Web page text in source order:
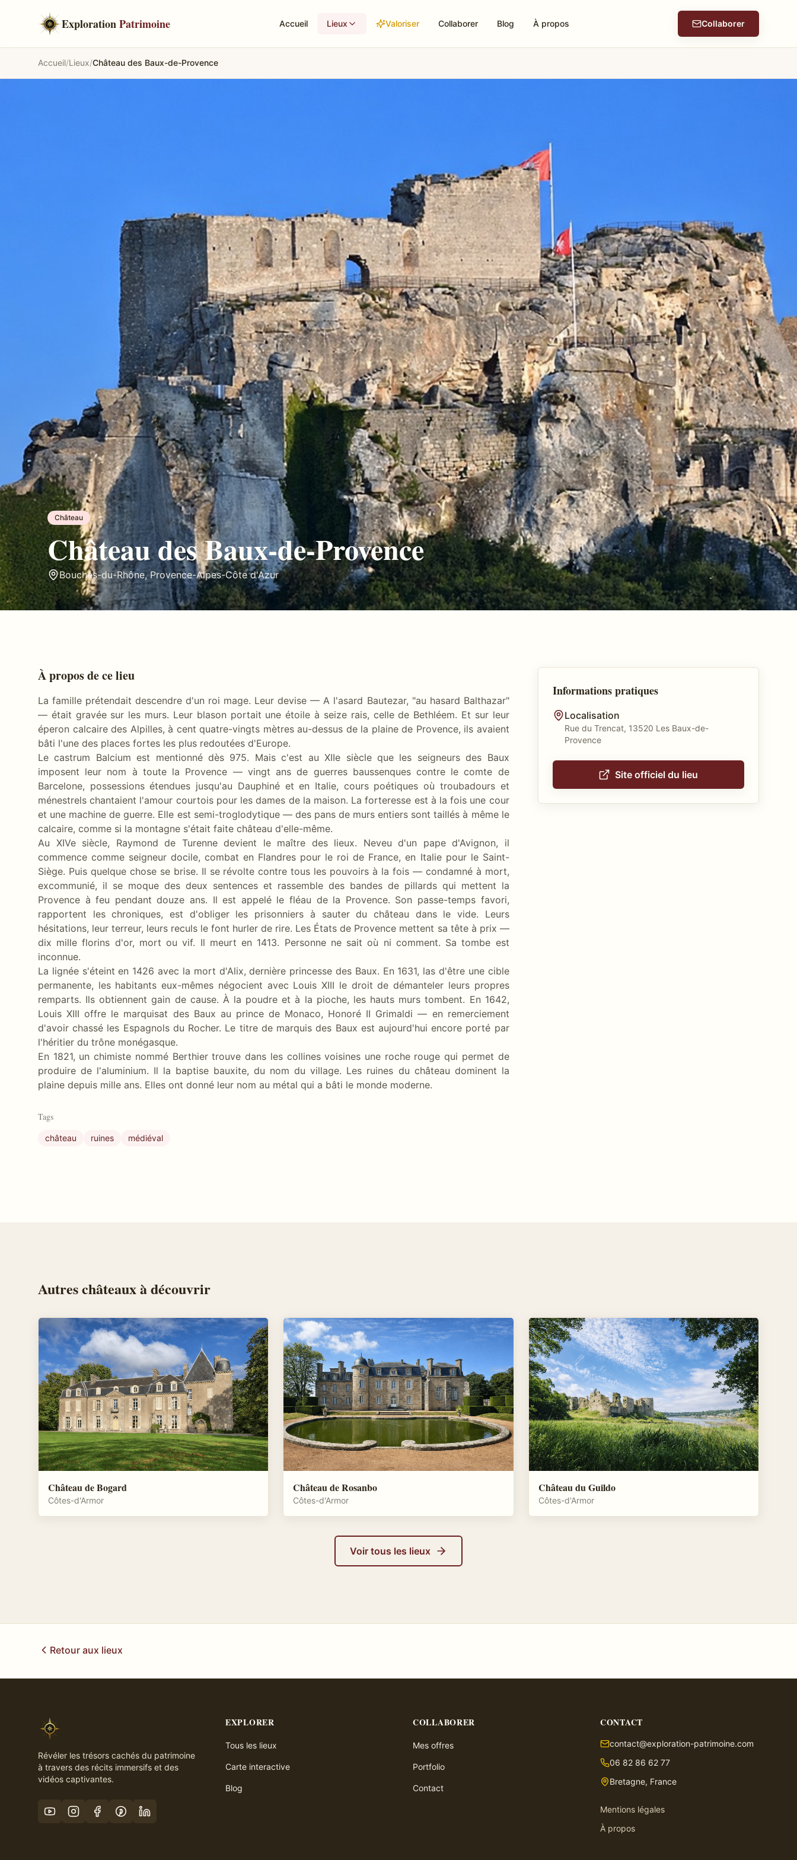
ExplorationPatrimoine Accueil Lieux Valoriser Collaborer Blog À propos Collaborer
Accueil/Lieux/Château des Baux-de-Provence
Château
Château des Baux-de-Provence
Bouches-du-Rhône,Provence-Alpes-Côte d'Azur
À propos de ce lieu
La famille prétendait descendre d'un roi mage. Leur devise — A l'asard Bautezar, "au hasard Balthazar"
— était gravée sur les murs. Leur blason portait une étoile à seize rais, celle de Bethléem. Et sur leur
éperon calcaire des Alpilles, à cent quatre-vingts mètres au-dessus de la plaine de Provence, ils avaient
bâti l'une des places fortes les plus redoutées d'Europe.
Le castrum Balcium est mentionné dès 975. Mais c'est au XIIe siècle que les seigneurs des Baux
imposent leur nom à toute la Provence — vingt ans de guerres baussenques contre le comte de
Barcelone, possessions étendues jusqu'au Dauphiné et en Italie, cours poétiques où troubadours et
ménestrels chantaient l'amour courtois pour les dames de la maison. La forteresse est à la fois une cour
et une machine de guerre. Elle est semi-troglodytique — des pans de murs entiers sont taillés à même le
calcaire, comme si la montagne s'était faite château d'elle-même.
Au XIVe siècle, Raymond de Turenne devient le maître des lieux. Neveu d'un pape d'Avignon, il
commence comme seigneur docile, combat en Flandres pour le roi de France, en Italie pour le Saint-
Siège. Puis quelque chose se brise. Il se révolte contre tous les pouvoirs à la fois — condamné à mort,
excommunié, il se moque des deux sentences et rassemble des bandes de pillards qui mettent la
Provence à feu pendant douze ans. Il est appelé le fléau de la Provence. Son passe-temps favori,
rapportent les chroniques, est d'obliger les prisonniers à sauter du château dans le vide. Leurs
hésitations, leur terreur, leurs reculs le font hurler de rire. Les États de Provence mettent sa tête à prix —
dix mille florins d'or, mort ou vif. Il meurt en 1413. Personne ne sait où ni comment. Sa tombe est
inconnue.
La lignée s'éteint en 1426 avec la mort d'Alix, dernière princesse des Baux. En 1631, las d'être une cible
permanente, les habitants eux-mêmes négocient avec Louis XIII le droit de démanteler leurs propres
remparts. Ils obtiennent gain de cause. À la poudre et à la pioche, les hauts murs tombent. En 1642,
Louis XIII offre le marquisat des Baux au prince de Monaco, Honoré II Grimaldi — en remerciement
d'avoir chassé les Espagnols du Rocher. Le titre de marquis des Baux est aujourd'hui encore porté par
l'héritier du trône monégasque.
En 1821, un chimiste nommé Berthier trouve dans les collines voisines une roche rouge qui permet de
produire de l'aluminium. Il la baptise bauxite, du nom du village. Les ruines du château dominent la
plaine depuis mille ans. Elles ont donné leur nom au métal qui a bâti le monde moderne.
Tags
château ruines médiéval
Informations pratiques
Localisation
Rue du Trencat, 13520 Les Baux-de-
Provence
Site officiel du lieu
Autreschâteauxà découvrir
Château de Bogard
Côtes-d'Armor
Château de Rosanbo
Côtes-d'Armor
Château du Guildo
Côtes-d'Armor
Voir tous les lieux
Retour aux lieux
Révéler les trésors cachés du patrimoine
à travers des récits immersifs et des
vidéos captivantes.
EXPLORER
Tous les lieux
Carte interactive
Blog
COLLABORER
Mes offres
Portfolio
Contact
CONTACT
contact@exploration-patrimoine.com
06 82 86 62 77
Bretagne, France
Mentions légales
À propos